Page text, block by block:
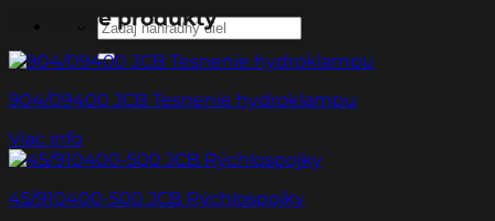
Hľadať:
Súvisiace produkty
904/09400 JCB Tesnenie hydroklampu
Viac info
45/910400-500 JCB Rýchlospojky